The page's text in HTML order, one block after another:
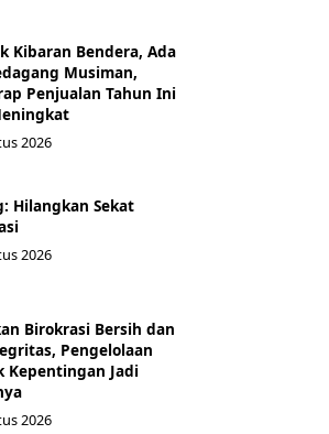
Kibaran Bendera, Ada
Musiman,
Penjualan Tahun Ini
2026
Hilangkan Sekat
2026
Birokrasi Bersih dan
Pengelolaan
Kepentingan Jadi
2026